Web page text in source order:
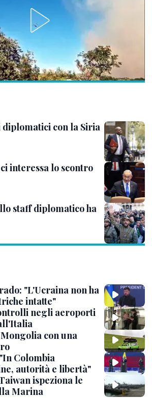
diplomatici con la Siria
interessa lo scontro
staff diplomatico ha
"L'Ucraina non ha
intatte"
negli aeroporti
con una
Colombia
autorità e libertà"
ispeziona le
Marina